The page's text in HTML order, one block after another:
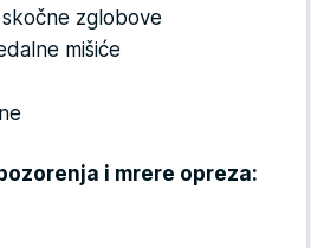
zglobove
mišiće
i mrere opreza: